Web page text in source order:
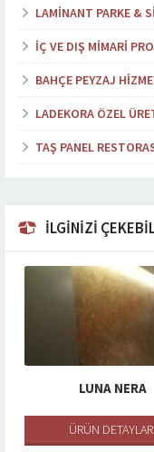
LAMINANT PARKE &
İÇ VE DIŞ MIMARI
BAHÇE PEYZAJ
LADEKORA ÖZEL
TAŞ PANEL
İLGİNİZİ
LUNA NERA
ÜRÜN DETAYLARI